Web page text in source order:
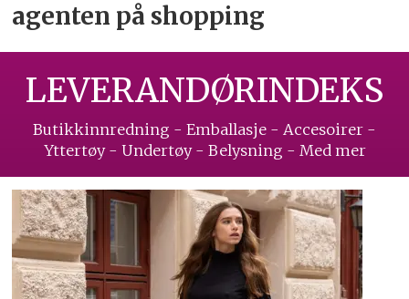
agenten på shopping
LEVERANDØRINDEKS
Butikkinnredning - Emballasje - Accesoirer -
Yttertøy - Undertøy - Belysning - Med mer